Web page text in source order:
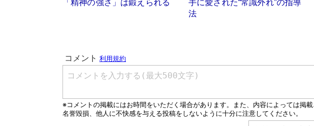
「精神の強さ」は鍛えられる
手に愛された“常識外れ”の指導
法